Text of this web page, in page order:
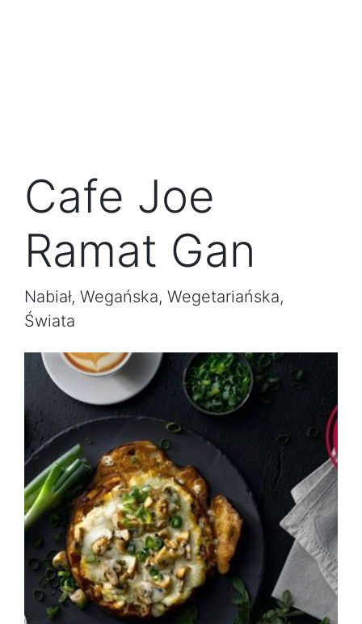
Cafe Joe
Ramat Gan
Nabiał, Wegańska, Wegetariańska,
Świata